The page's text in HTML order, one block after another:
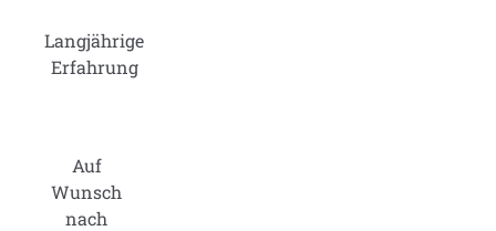
Langjährige
Erfahrung
Auf
Wunsch
nach